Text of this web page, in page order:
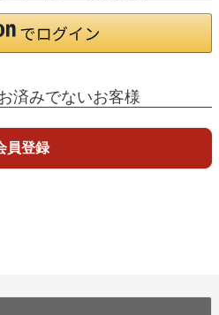
済みでないお客様
員登録